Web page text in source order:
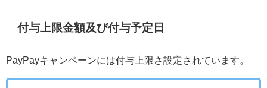
付与上限金額及び付与予定日
PayPayキャンペーンには付与上限さ設定されています。